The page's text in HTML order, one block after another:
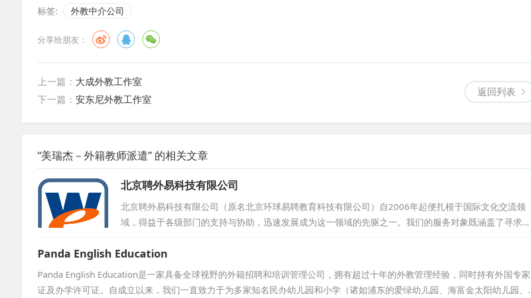
标签: 外教中介公司
分享给朋友：
返回列表
上一篇： 大成外教工作室
下一篇： 安东尼外教工作室
“美瑞杰－外籍教师派遣” 的相关文章
北京聘外易科技有限公司
北京聘外易科技有限公司（原名北京环球易聘教育科技有限公司）自2006年起便扎根于国际文化交流领
域，得益于各级部门的支持与协助，迅速发展成为这一领域的先驱之一。我们的服务对象既涵盖了寻求外
籍人才的企事业单位，也包括了那些希望在中国找到合适工作机会的外籍专业人才。在聘外易科技的运营
体系中，我们设有专业的信息技术研发团队和外籍人才服务团队，致力于让外教招聘变得更为便捷高效。
此外，我们还荣获了中国认证联盟颁发的行业示范企业称号，并积累了2000+教育领域的客户信任与支
持。...
Panda English Education
Panda English Education是一家具备全球视野的外籍招聘和培训管理公司，拥有超过十年的外教管理经验，同时持有外国专家
证及办学许可证。自成立以来，我们一直致力于为多家知名民办幼儿园和小学（诸如浦东的爱绿幼儿园、海富金太阳幼儿园、